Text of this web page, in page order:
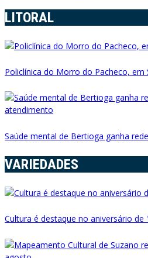
LITORAL
Policlínica do Morro do Pacheco, em
Saúde mental de Bertioga ganha
VARIEDADES
Cultura é destaque no aniversário de